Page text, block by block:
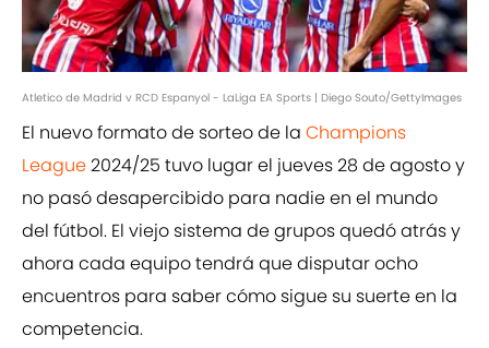
Atletico de Madrid v RCD Espanyol - LaLiga EA Sports | Diego Souto/GettyImages
El nuevo formato de sorteo de la Champions
League2024/25 tuvo lugar el jueves 28 de agosto y
no pasó desapercibido para nadie en el mundo
del fútbol. El viejo sistema de grupos quedó atrás y
ahora cada equipo tendrá que disputar ocho
encuentros para saber cómo sigue su suerte en la
competencia.